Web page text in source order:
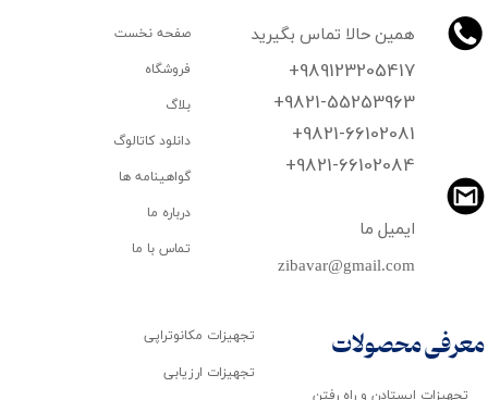
همین حالا تماس بگیرید
+989123205417
+9821-55253963
+9821-66102081
​​​​​​​+9821-66102084
zibavar@gmail.com
ایمیل ما
تجهیزات ایستادن و راه رفتن
صفحه نخست
فروشگاه
بلاگ
دانلود کاتالوگ
گواهینامه ها
درباره ما
تماس با ما
تجهیزات مکانوتراپی
تجهیزات ارزیابی
معرفی محصولات